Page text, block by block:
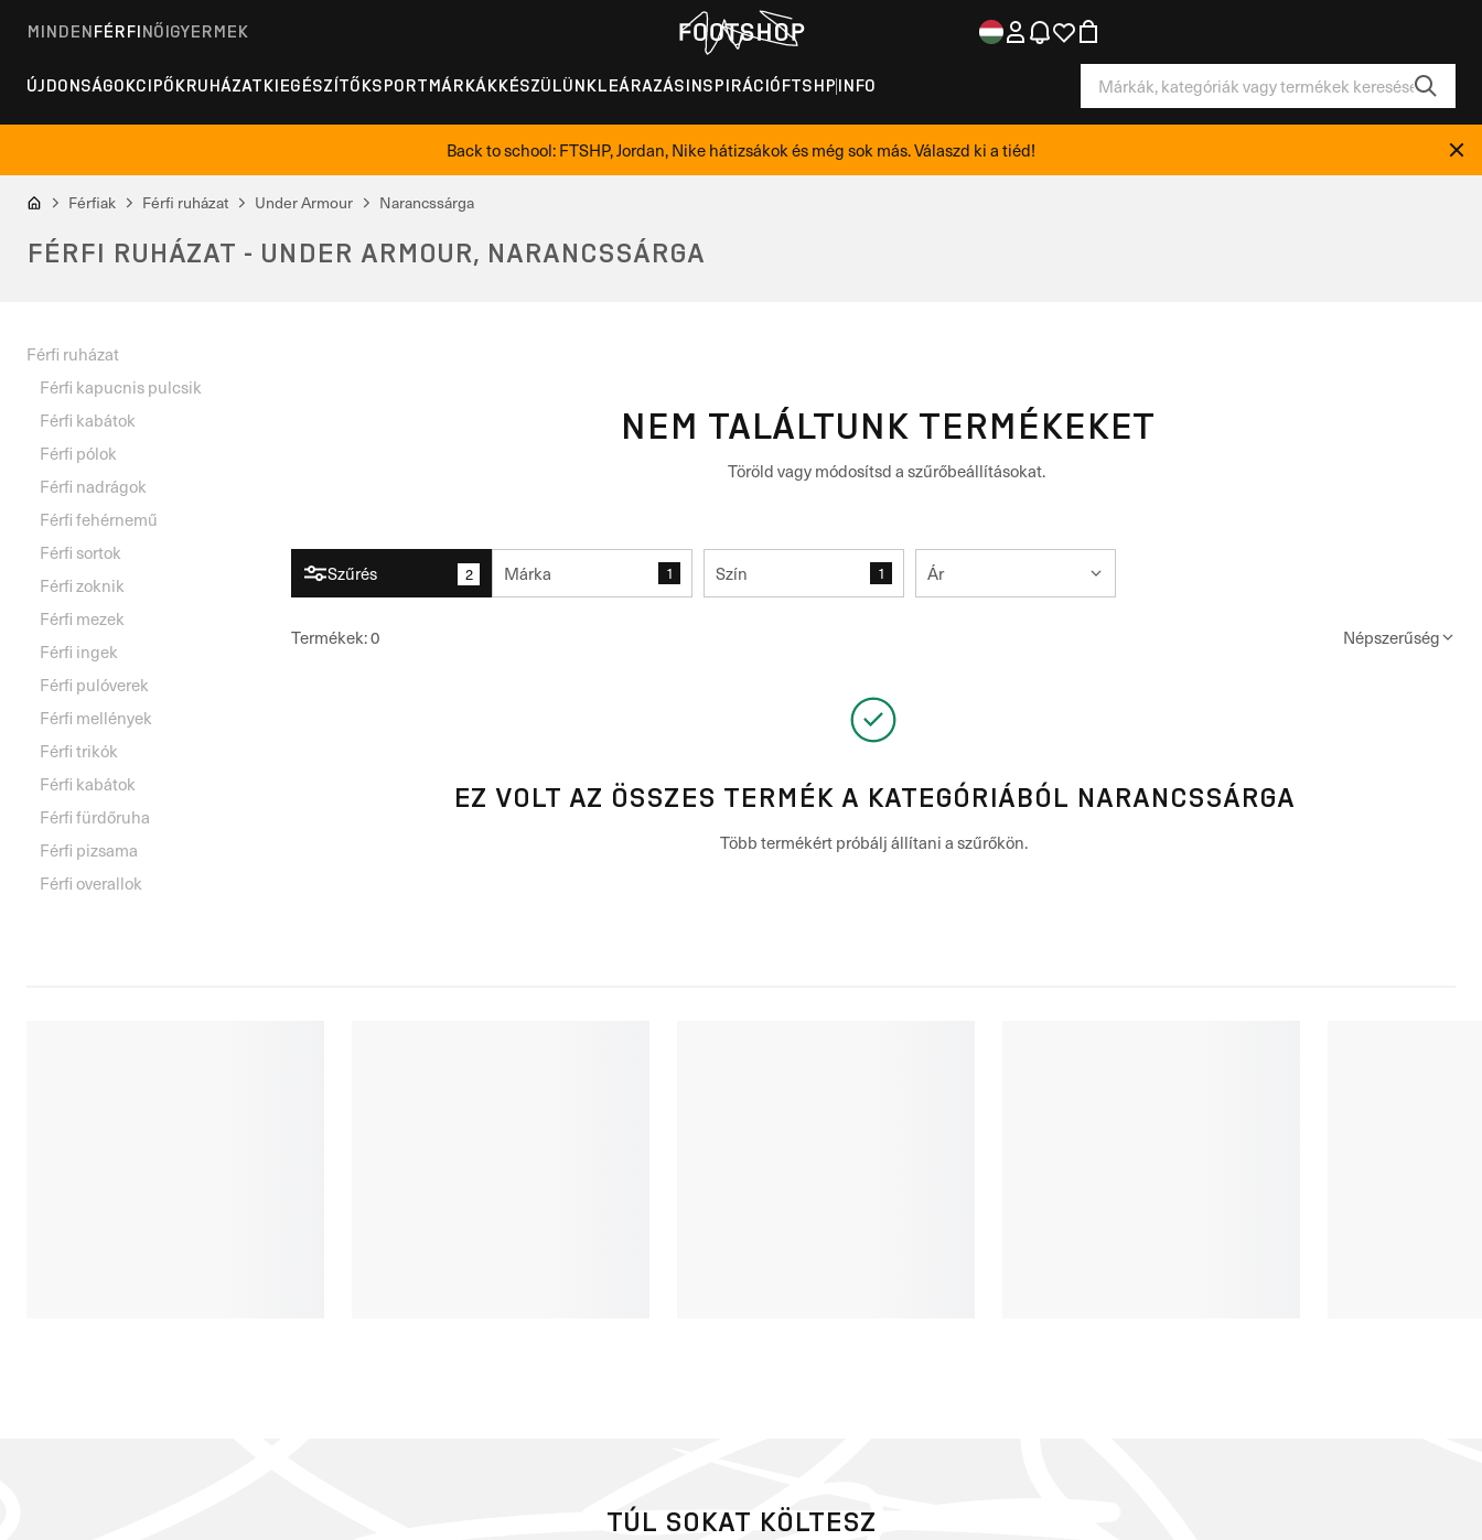
MINDENFÉRFINŐIGYERMEK
ÚJDONSÁGOKCIPŐKRUHÁZATKIEGÉSZÍTŐKSPORTMÁRKÁKKÉSZÜLÜNKLEÁRAZÁSINSPIRÁCIÓFTSHP INFO
Back to school: FTSHP, Jordan, Nike hátizsákok és még sok más. Válaszd ki a tiéd!
Férfiak Férfi ruházat Under Armour Narancssárga
FÉRFI RUHÁZAT - UNDER ARMOUR, NARANCSSÁRGA
Férfi ruházat
Férfi kapucnis pulcsik
Férfi kabátok
Férfi pólok
Férfi nadrágok
Férfi fehérnemű
Férfi sortok
Férfi zoknik
Férfi mezek
Férfi ingek
Férfi pulóverek
Férfi mellények
Férfi trikók
Férfi kabátok
Férfi fürdőruha
Férfi pizsama
Férfi overallok
NEM TALÁLTUNK TERMÉKEKET
Töröld vagy módosítsd a szűrőbeállításokat.
Szűrés 2 Márka 1 Szín 1 Ár
Termékek:0 Népszerűség
EZ VOLT AZ ÖSSZES TERMÉK A KATEGÓRIÁBÓL NARANCSSÁRGA
Több termékért próbálj állítani a szűrőkön.
TÚL SOKAT KÖLTESZ